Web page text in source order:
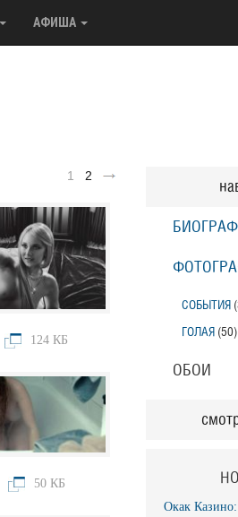
АФИША
1 2
124 КБ
50 КБ
СОБЫТИЯ
ГОЛАЯ (50)
ОБОИ
Окак